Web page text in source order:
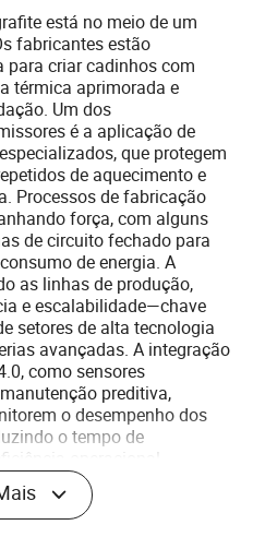
está no meio de um
fabricantes estão
para criar cadinhos com
térmica aprimorada e
Um dos
é a aplicação de
que protegem
de aquecimento e
Processos de fabricação
força, com alguns
de circuito fechado para
de energia. A
as linhas de produção,
e escalabilidade—chave
setores de alta tecnologia
avançadas. A integração
como sensores
preditiva,
o desempenho dos
o tempo de
operacional.
está explorando
e sistemas de controle
IA, preparando o terreno